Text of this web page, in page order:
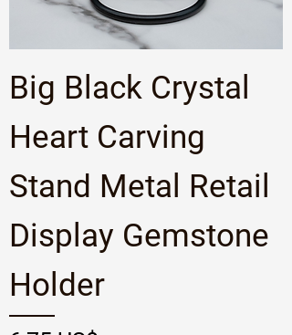
Big Black Crystal
Heart Carving
Stand Metal Retail
Display Gemstone
Holder